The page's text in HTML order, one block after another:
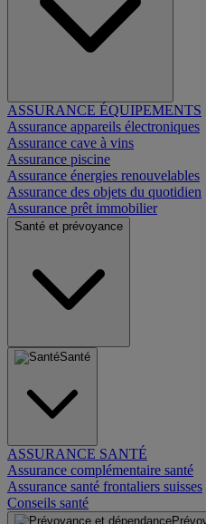
ASSURANCE ÉQUIPEMENTS
Assurance appareils électroniques
Assurance cave à vins
Assurance piscine
Assurance énergies renouvelables
Assurance des objets du quotidien
Assurance prêt immobilier
Santé et prévoyance
Santé
ASSURANCE SANTÉ
Assurance complémentaire santé
Assurance santé frontaliers suisses
Conseils santé